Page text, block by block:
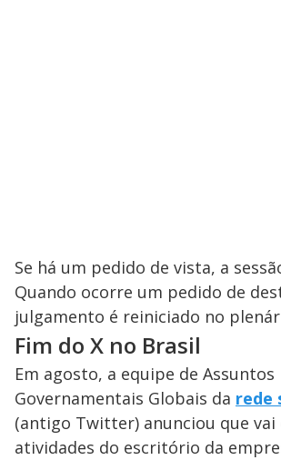
Se há um pedido de vista, a
Quando ocorre um pedido de
julgamento é reiniciado no
Fim do X no Brasil
Em agosto, a equipe de Assuntos
Governamentais Globais da rede
(antigo Twitter) anunciou que vai
atividades do escritório da